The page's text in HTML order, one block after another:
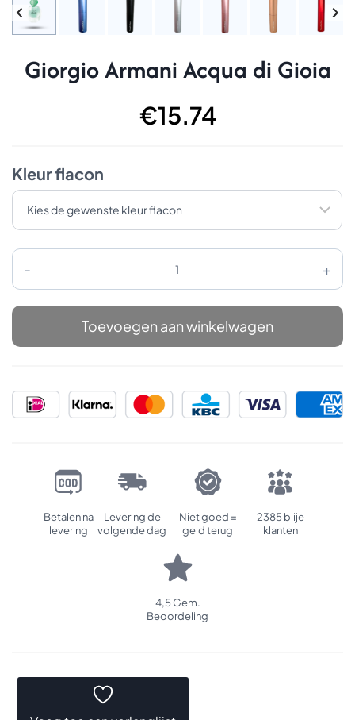
Giorgio Armani Acqua di Gioia
€15.74
Kleur flacon
Giorgio
Armani
Acqua
di
aantal
Toevoegen aan winkelwagen
Betalen na
levering
Levering de
volgende dag
Niet goed =
geld terug
2385 blije
klanten
4,5 Gem.
Beoordeling